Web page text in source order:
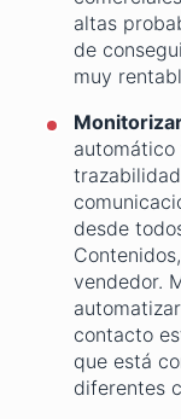
altas
de
muy
automático
desde
vendedor.
contacto
que está
diferentes